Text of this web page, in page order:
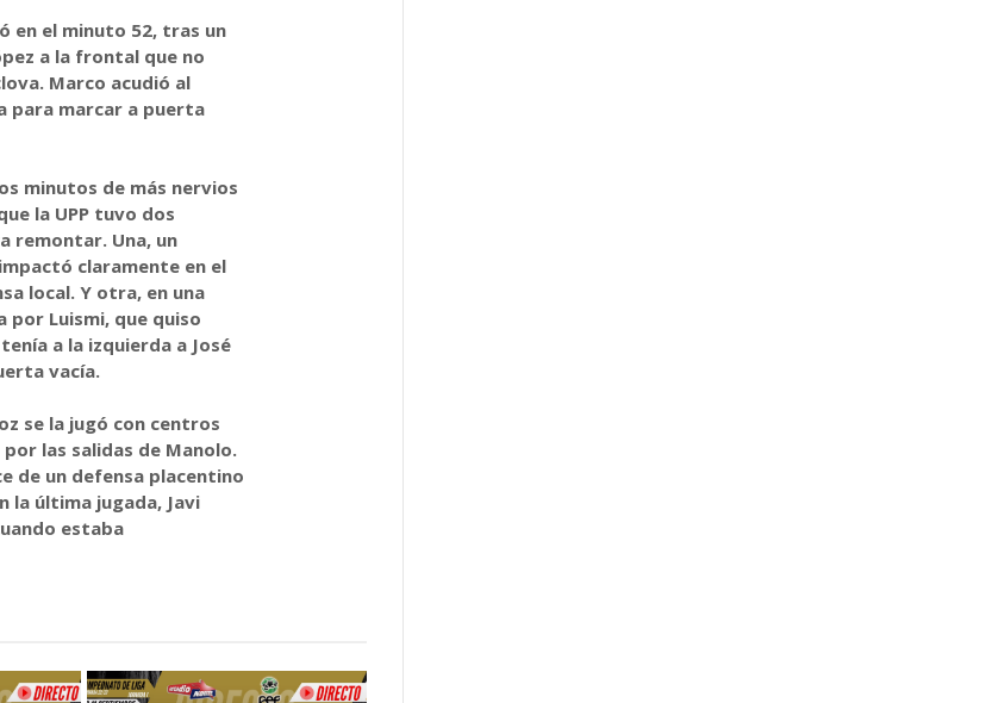
en el minuto 52, tras un
a la frontal que no
Marco acudió al
para marcar a puerta
minutos de más nervios
la UPP tuvo dos
remontar. Una, un
claramente en el
local. Y otra, en una
por Luismi, que quiso
a la izquierda a José
vacía.
se la jugó con centros
las salidas de Manolo.
de un defensa placentino
la última jugada, Javi
estaba